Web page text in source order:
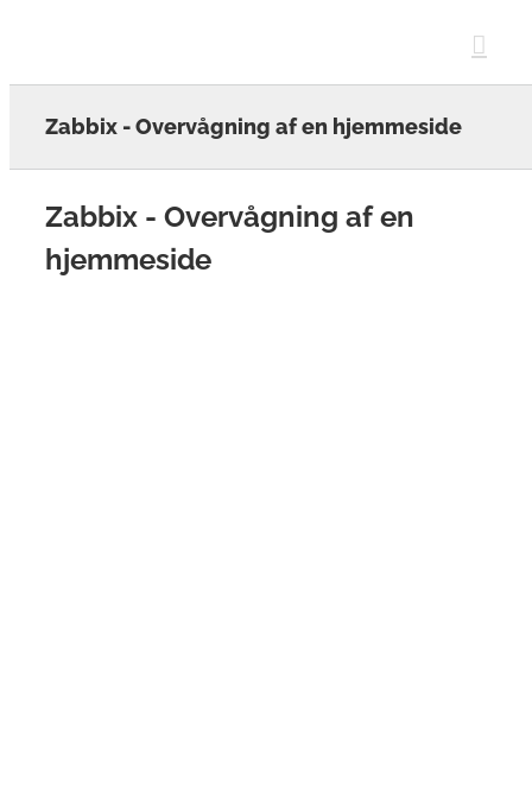
Zabbix - Overvågning af en hjemmeside
Zabbix - Overvågning af en
hjemmeside